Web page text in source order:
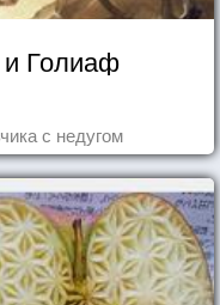
Голиаф
с недугом